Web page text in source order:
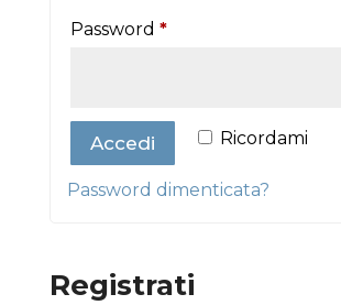
Password *Richiesto
Ricordami
Accedi
Password dimenticata?
Registrati